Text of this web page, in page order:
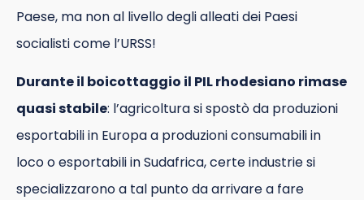
Paese, ma non al livello degli alleati dei Paesi
socialisti come l’URSS!
Durante il boicottaggio il PIL rhodesiano rimase
quasi stabile: l’agricoltura si spostò da produzioni
esportabili in Europa a produzioni consumabili in
loco o esportabili in Sudafrica, certe industrie si
specializzarono a tal punto da arrivare a fare